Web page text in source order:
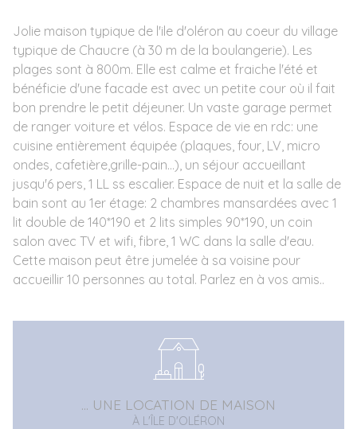
Jolie maison typique de l'ile d'oléron au coeur du village
typique de Chaucre (à 30 m de la boulangerie). Les
plages sont à 800m. Elle est calme et fraiche l'été et
bénéficie d'une facade est avec un petite cour où il fait
bon prendre le petit déjeuner. Un vaste garage permet
de ranger voiture et vélos. Espace de vie en rdc: une
cuisine entièrement équipée (plaques, four, LV, micro
ondes, cafetière,grille-pain...), un séjour accueillant
jusqu'6 pers, 1 LL ss escalier. Espace de nuit et la salle de
bain sont au 1er étage: 2 chambres mansardées avec 1
lit double de 140*190 et 2 lits simples 90*190, un coin
salon avec TV et wifi, fibre, 1 WC dans la salle d'eau.
Cette maison peut être jumelée à sa voisine pour
accueillir 10 personnes au total. Parlez en à vos amis..
... UNE LOCATION DE MAISON
À L'ÎLE D'OLÉRON